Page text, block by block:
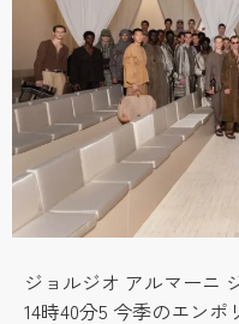
ジョルジオ アルマーニ
14時40分5 今季のエン